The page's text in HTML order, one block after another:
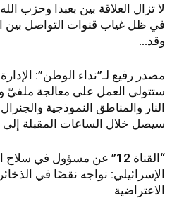
لا تزال العلاقة بين بعبدا وحزب
في ظل غياب قنوات التواصل بين
وقد...
مصدر رفيع لـ”نداء الوطن”: الإدارة
ستتولى العمل على معالجة ملفيّ
النار والمناطق النموذجية
سيصل خلال الساعات المقبلة إلى
“القناة 12” عن مسؤول في سلاح
الإسرائيلي: نواجه نقصًا في
الاعتراضية